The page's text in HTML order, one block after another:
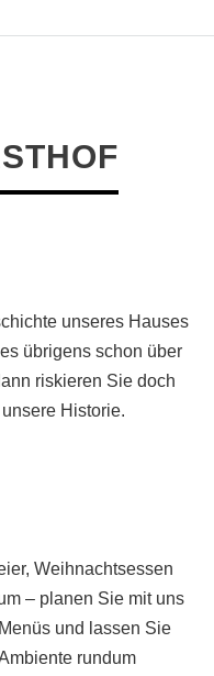
unseres Hauses
übrigens schon über
riskieren Sie doch
Historie.
Weihnachtsessen
– planen Sie mit uns
und lassen Sie
rundum